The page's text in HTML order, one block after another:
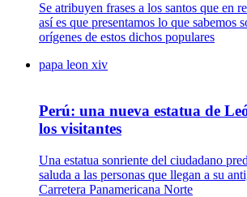
Se atribuyen frases a los santos que en
así es que presentamos lo que sabemos
orígenes de estos dichos populares
papa leon xiv
Perú: una nueva estatua de
los visitantes
Una estatua sonriente del ciudadano
saluda a las personas que llegan a su
Carretera Panamericana Norte